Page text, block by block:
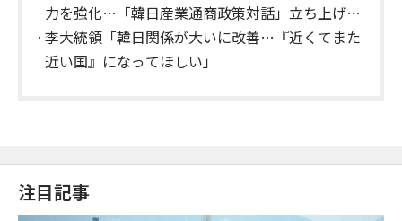
力を強化…「韓日産業通商政策対話」立ち上げを
推進
李大統領「韓日関係が大いに改善…『近くてまた
近い国』になってほしい」
注目記事